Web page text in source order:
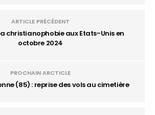
ARTICLE PRÉCÉDENT
christianophobie aux Etats-Unis en
octobre 2024
PROCHAIN ARCTICLE
(85) : reprise des vols au cimetière